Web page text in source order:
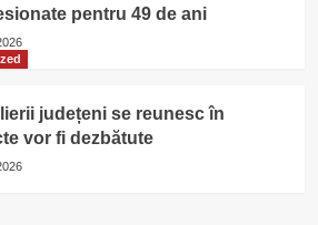
pentru 49 de ani
județeni se reunesc în
vor fi dezbătute